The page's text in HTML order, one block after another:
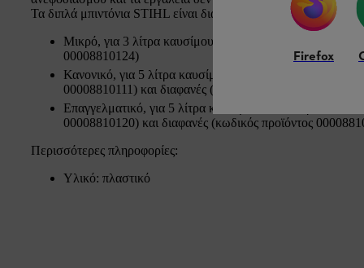
Τα διπλά μπιντόνια STIHL είναι διαθέσιμα στα εξής σχέδια
Μικρό, για 3 λίτρα καυσίμου και 1,5 λίτρα λαδιού
00008810124)
Κανονικό, για 5 λίτρα καυσίμου και 3 λίτρα λαδιού
00008810111) και διαφανές (κωδικός προϊόντος
Επαγγελματικό, για 5 λίτρα καυσίμου και 3 λίτρα
00008810120) και διαφανές (κωδικός προϊόντος
Περισσότερες πληροφορίες:
Υλικό: πλαστικό
Firefox